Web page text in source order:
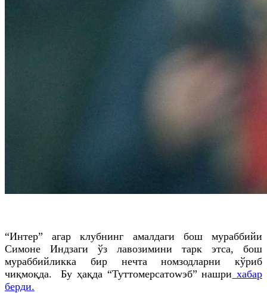
“Интер” агар клубнинг амалдаги бош мураббийи
Симоне Индзаги ўз лавозимини тарк этса, бош
мураббийликка бир нечта номзодларни кўриб
чиқмоқда. Бу ҳақда “Туттомерcатоwэб” нашри хабар
берди.